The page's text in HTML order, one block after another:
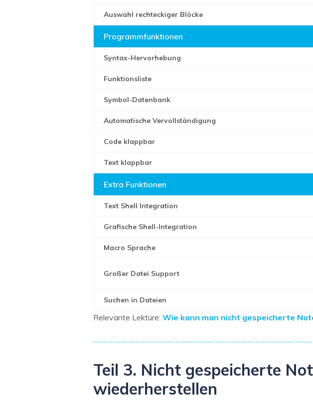
Auswahl rechteckiger Blöcke
Programmfunktionen
Syntax-Hervorhebung
Funktionsliste
Symbol-Datenbank
Automatische Vervollständigung
Code klappbar
Text klappbar
Extra Funktionen
Text Shell Integration
Grafische Shell-Integration
Macro Sprache
Großer Datei Support
Suchen in Dateien
Relevante Lektüre: Wie kann man nicht gespeicherte
Teil 3. Nicht gespeicherte
wiederherstellen